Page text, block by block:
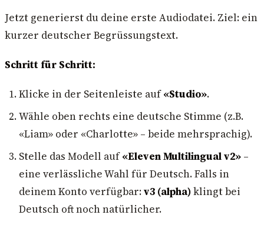
Jetzt generierst du deine erste Audiodatei. Ziel: ein
kurzer deutscher Begrüssungstext.
Schritt für Schritt:
Klicke in der Seitenleiste auf«Studio».
Wähle oben rechts eine deutsche Stimme (z.B.
«Liam» oder «Charlotte» – beide mehrsprachig).
Stelle das Modell auf«Eleven Multilingual v2» –
eine verlässliche Wahl für Deutsch. Falls in
deinem Konto verfügbar:v3 (alpha)klingt bei
Deutsch oft noch natürlicher.